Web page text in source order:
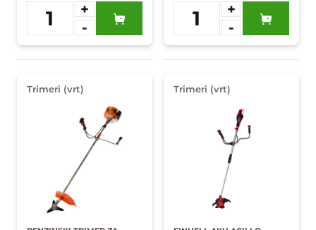
1
+
-
Dodaj u
omiljene
1
+
-
Dodaj u
omiljene
Trimeri (vrt) Trimeri (vrt)